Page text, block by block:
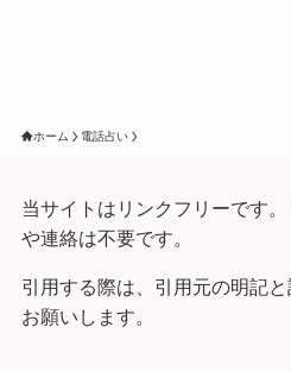
ホーム 電話占い
当サイトはリンクフリーです
や連絡は不要です。
引用する際は、引用元の明記
お願いします。